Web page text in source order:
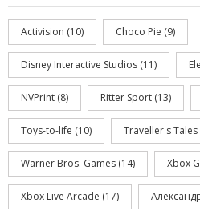
Activision (10) Choco Pie (9)
Disney Interactive Studios (11)
NVPrint (8) Ritter Sport (13)
Toys-to-life (10) Traveller's Tales
Warner Bros. Games (14) Xbox
Xbox Live Arcade (17)